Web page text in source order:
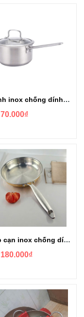
Quánh inox chống dính kèm nắp kính size 18cm
70.000₫
Chảo cạn inox chống dính nguyên khối size 24cm
180.000₫